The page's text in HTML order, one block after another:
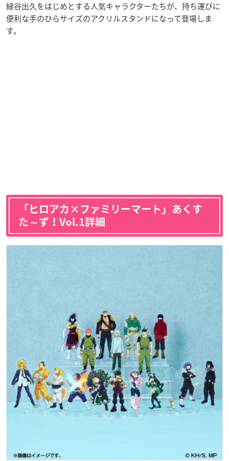
緑谷出久をはじめとする人気キャラクターたちが、持ち運びに
便利な手のひらサイズのアクリルスタンドになって登場しま
す。
「ヒロアカ×ファミリーマート」あくす
た～ず！Vol.1詳細